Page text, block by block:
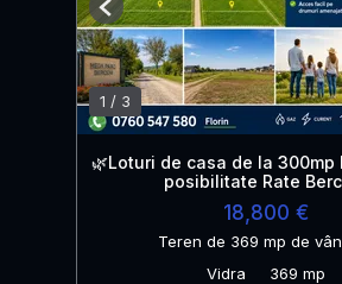
1 / 3
Previous
🌿Loturi de casa de la 300mp
posibilitate Rate
18,800 €
Teren de 369 mp de
Vidra
369 mp